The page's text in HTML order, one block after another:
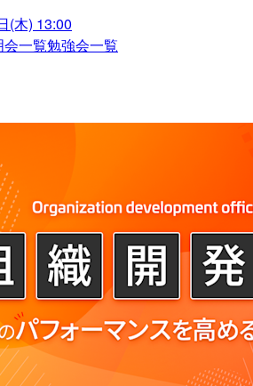
(木) 13:00
一覧勉強会一覧